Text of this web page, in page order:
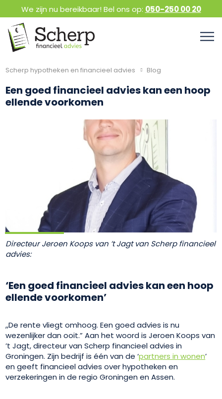
We zijn nu bereikbaar! Bel ons op: 050-250 00 20
Scherp hypotheken en financieel advies Blog
Een goed financieel advies kan een hoop
ellende voorkomen
Directeur Jeroen Koops van ’t Jagt van Scherp financieel
advies:
‘Een goed financieel advies kan een hoop
ellende voorkomen’
,,De rente vliegt omhoog. Een goed advies is nu
wezenlijker dan ooit.” Aan het woord is Jeroen Koops van
’t Jagt, directeur van Scherp financieel advies in
Groningen. Zijn bedrijf is één van de ‘partners in wonen’
en geeft financieel advies over hypotheken en
verzekeringen in de regio Groningen en Assen.